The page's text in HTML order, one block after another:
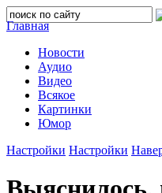
Главная
Новости
Аудио
Видео
Всякое
Картинки
Юмор
Настройки Настройки